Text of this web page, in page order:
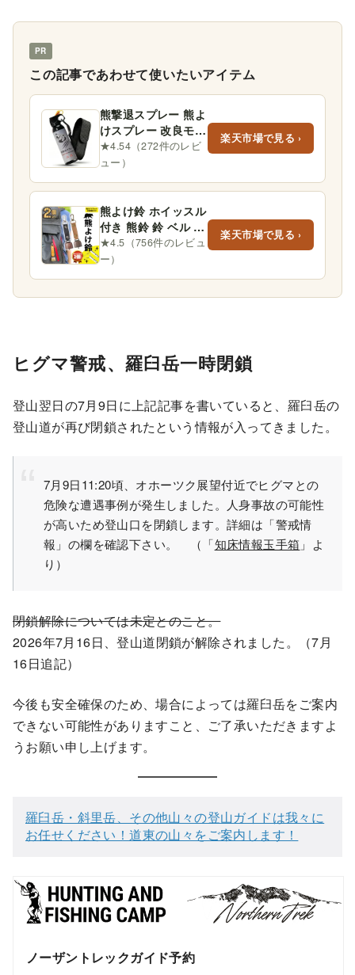
PR
この記事であわせて使いたいアイテム
熊撃退スプレー 熊よ
けスプレー 改良モデ
ル 300ml 大容量 3〜
10m長距…
★4.54（272件のレビ
ュー）
楽天市場で見る ›
熊よけ鈴 ホイッスル
付き 熊鈴 鈴 ベル 山
鈴 熊ベル 熊よけベ
ル 登山 消音…
★4.5（756件のレビュ
ー）
楽天市場で見る ›
ヒグマ警戒、羅臼岳一時閉鎖
登山翌日の7月9日に上記記事を書いていると、羅臼岳の
登山道が再び閉鎖されたという情報が入ってきました。
7月9日11:20頃、オホーツク展望付近でヒグマとの
危険な遭遇事例が発生しました。人身事故の可能性
が高いため登山口を閉鎖します。詳細は「警戒情
報」の欄を確認下さい。 （「知床情報玉手箱 」よ
り）
閉鎖解除については未定とのこと。
2026年7月16日、登山道閉鎖が解除されました。（7月
16日追記）
今後も安全確保のため、場合によっては羅臼岳をご案内
できない可能性がありますこと、ご了承いただきますよ
うお願い申し上げます。
羅臼岳・斜里岳、その他山々の登山ガイドは我々に
お任せください！道東の山々をご案内します！
ノーザントレックガイド予約